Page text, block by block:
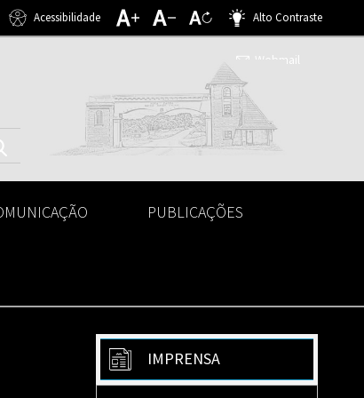
Acessibilidade Alto Contraste
Webmail
PUBLICAÇÕES
IMPRENSA